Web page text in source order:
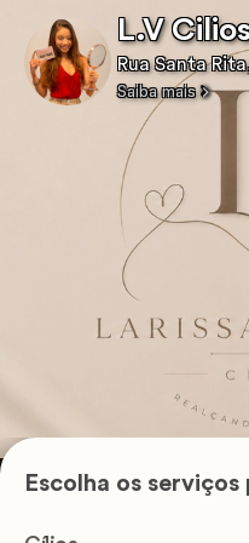
L.V
Rua Santa
Saiba mais
Escolha os